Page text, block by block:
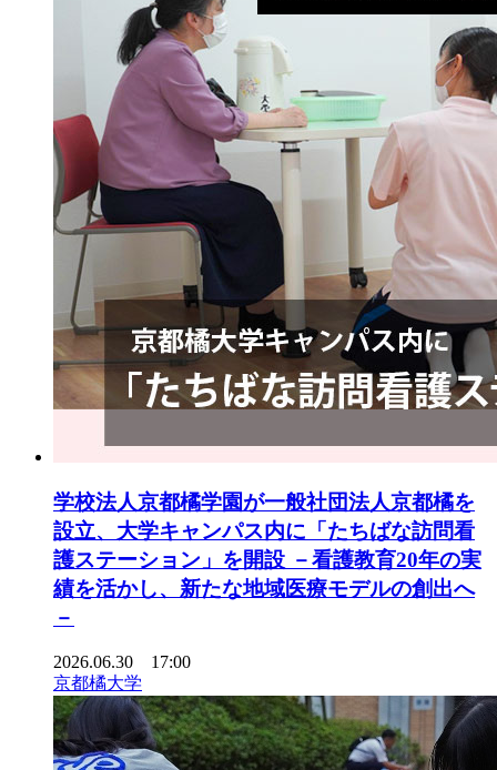
学校法人京都橘学園が一般社団法人京都橘を
設立、大学キャンパス内に「たちばな訪問看
護ステーション」を開設 －看護教育20年の実
績を活かし、新たな地域医療モデルの創出へ
－
2026.06.30 17:00
京都橘大学